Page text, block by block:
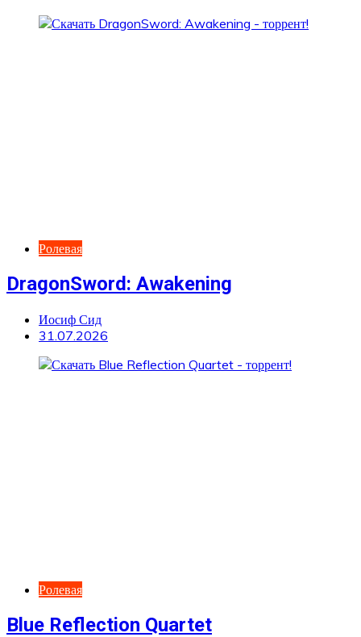
Ролевая
DragonSword: Awakening
Иосиф Сид
31.07.2026
Ролевая
Blue Reflection Quartet